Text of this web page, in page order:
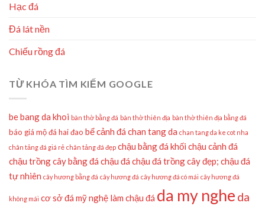
Hạc đá
Đá lát nền
Chiếu rồng đá
TỪ KHÓA TÌM KIẾM GOOGLE
be bang da khoi bàn thờ bằng đá bàn thờ thiên địa bàn thờ thiên địa bằng đá
báo giá mộ đá hai đao bể cảnh đá chan tang da chan tang da ke cot nha
chân tảng đá giá rẻ chân tảng đá đẹp chậu bằng đá khối chậu cảnh đá
chậu trồng cây bằng đá chậu đá chậu đá trồng cây đẹp; chậu đá
tự nhiên cây hương bằng đá cây hương đá cây hương đá có mái cây hương đá
không mái cơ sở đá mỹ nghệ làm chậu đá da my nghe da